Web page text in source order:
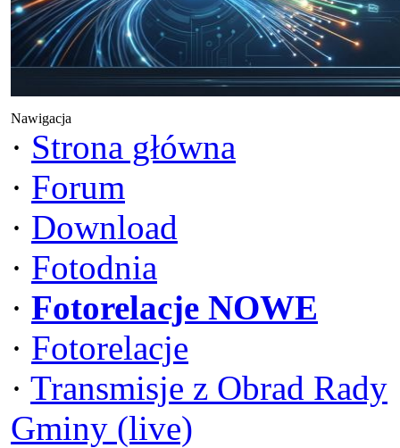
Nawigacja
· Strona główna
· Forum
· Download
· Fotodnia
· Fotorelacje NOWE
· Fotorelacje
· Transmisje z Obrad Rady
Gminy (live)